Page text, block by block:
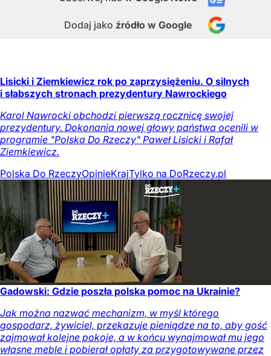
Dodaj jako źródło w Google
Lisicki i Ziemkiewicz rok po zaprzysiężeniu. O silnych
i słabszych stronach prezydentury Nawrockiego
Karol Nawrocki obchodzi pierwszą rocznicę swojej
prezydentury. Dokonania nowej głowy państwa ocenili w
programie "Polska Do Rzeczy" Paweł Lisicki i Rafał
Ziemkiewicz.
Polska Do RzeczyOpinieKrajTylko na DoRzeczy.pl
Gadowski: Gdzie poszła polska pomoc na Ukrainie?
Jak można nazwać mechanizm, w myśl którego
gospodarz, żywiciel, przekazuje pieniądze na to, aby gość
zajmował kolejne pokoje, a w końcu wynajmował mu jego
własne meble i pobierał opłaty za przygotowywane przez